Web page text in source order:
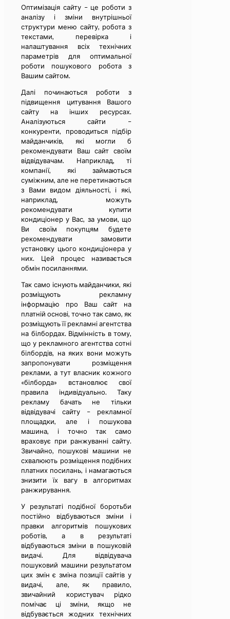
Оптимізація сайту – це роботи з
аналізу і зміни внутрішньої
структури меню сайту, робота з
текстами, перевірка і
налаштування всіх технічних
параметрів для оптимальної
роботи пошукового робота з
Вашим сайтом.
Далі починаються роботи з
підвищення цитування Вашого
сайту на інших ресурсах.
Аналізуються сайти –
конкуренти, проводиться підбір
майданчиків, які могли б
рекомендувати Ваш сайт своїм
відвідувачам. Наприклад, ті
компанії, які займаються
суміжним, але не перетинаються
з Вами видом діяльності, і які,
наприклад, можуть
рекомендувати купити
кондиціонер у Вас, за умови, що
Ви своїм покупцям будете
рекомендувати замовити
установку цього кондиціонера у
них. Цей процес називається
обмін посиланнями.
Так само існують майданчики, які
розміщують рекламну
інформацію про Ваш сайт на
платній основі, точно так само, як
розміщують її рекламні агентства
на білбордах. Відмінність в тому,
що у рекламного агентства сотні
білбордів, на яких вони можуть
запропонувати розміщення
реклами, а тут власник кожного
«білборда» встановлює свої
правила індивідуально. Таку
рекламу бачать не тільки
відвідувачі сайту – рекламної
площадки, але і пошукова
машина, і точно так само
враховує при ранжуванні сайту.
Звичайно, пошукові машини не
схвалюють розміщення подібних
платних посилань, і намагаються
знизити їх вагу в алгоритмах
ранжирування.
У результаті подібної боротьби
постійно відбуваються зміни і
правки алгоритмів пошукових
роботів, а в результаті
відбуваються зміни в пошуковій
видачі. Для відвідувача
пошуковий машини результатом
цих змін є зміна позиції сайтів у
видачі, але, як правило,
звичайний користувач рідко
помічає ці зміни, якщо не
відбувається жодних технічних